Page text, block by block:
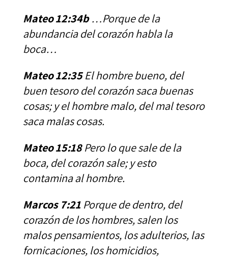
Mateo 12:34b…Porque de la
abundancia del corazón habla la
boca…
Mateo 12:35El hombre bueno, del
buen tesoro del corazón saca buenas
cosas; y el hombre malo, del mal tesoro
saca malas cosas.
Mateo 15:18Pero lo que sale de la
boca, del corazón sale; y esto
contamina al hombre.
Marcos 7:21Porque de dentro, del
corazón de los hombres, salen los
malos pensamientos, los adulterios, las
fornicaciones, los homicidios,